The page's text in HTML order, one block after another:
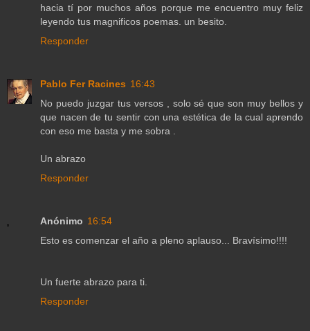
hacia tí por muchos años porque me encuentro muy feliz
leyendo tus magnificos poemas. un besito.
Responder
Pablo Fer Racines 16:43
No puedo juzgar tus versos , solo sé que son muy bellos y
que nacen de tu sentir con una estética de la cual aprendo
con eso me basta y me sobra .
Un abrazo
Responder
Anónimo 16:54
Esto es comenzar el año a pleno aplauso... Bravísimo!!!!
Un fuerte abrazo para ti.
Responder